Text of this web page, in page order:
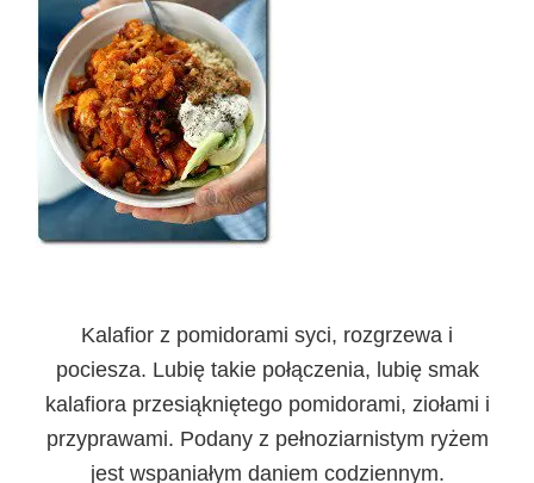
Kalafior z pomidorami syci, rozgrzewa i
pociesza. Lubię takie połączenia, lubię smak
kalafiora przesiąkniętego pomidorami, ziołami i
przyprawami. Podany z pełnoziarnistym ryżem
jest wspaniałym daniem codziennym.